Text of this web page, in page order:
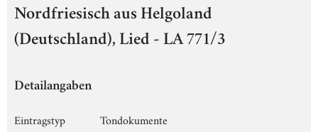
Nordfriesisch aus Helgoland
(Deutschland), Lied - LA 771/3
Detailangaben
Eintragstyp
Tondokumente